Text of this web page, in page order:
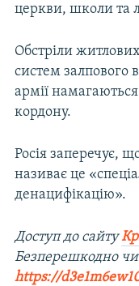
церкви, школи та
Обстріли
систем залпового
армії
кордону.
Росія заперечує,
називає це
денацифікацію».
Доступ до сайту
Безперешкодно
https://